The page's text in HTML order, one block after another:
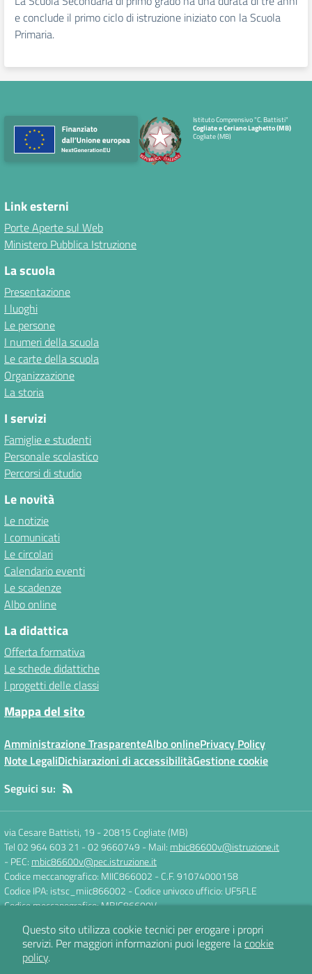
e conclude il primo ciclo di istruzione iniziato con la Scuola
Primaria.
Istituto Comprensivo "C. Battisti"
Cogliate e Ceriano Laghetto (MB)
Cogliate (MB)
Link esterni
Porte Aperte sul Web
Ministero Pubblica Istruzione
La scuola
Presentazione
I luoghi
Le persone
I numeri della scuola
Le carte della scuola
Organizzazione
La storia
I servizi
Famiglie e studenti
Personale scolastico
Percorsi di studio
Le novità
Le notizie
I comunicati
Le circolari
Calendario eventi
Le scadenze
Albo online
La didattica
Offerta formativa
Le schede didattiche
I progetti delle classi
Mappa del sito
Amministrazione TrasparenteAlbo onlinePrivacy Policy
Note LegaliDichiarazioni di accessibilitàGestione cookie
Seguici su:
via Cesare Battisti, 19 - 20815 Cogliate (MB)
Tel 02 964 603 21 - 02 9660749 - Mail: mbic86600v@istruzione.it
- PEC: mbic86600v@pec.istruzione.it
Codice meccanografico: MIIC866002 - C.F. 91074000158
Codice IPA: istsc_miic866002 - Codice univoco ufficio: UF5FLE
Codice meccanografico: MBIC86600V
Concept & Design by
Designers Italia
Questo sito utilizza cookie tecnici per erogare i propri
servizi. Per maggiori informazioni puoi leggere la cookie
policy.